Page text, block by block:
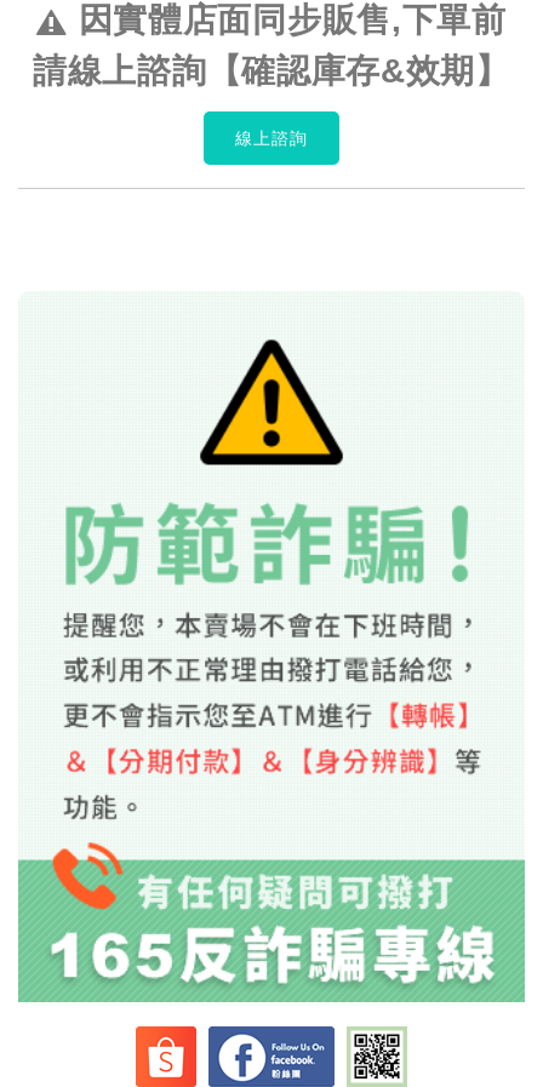
因實體店面同步販售,下單前
請線上諮詢【確認庫存&效期】
線上諮詢